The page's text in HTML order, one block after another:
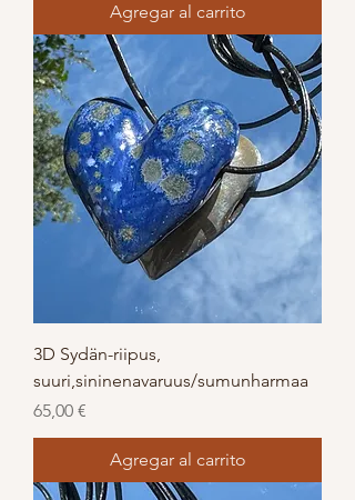
Agregar al carrito
3D Sydän-riipus,
suuri,sininenavaruus/sumunharmaa
Precio
65,00 €
Agregar al carrito